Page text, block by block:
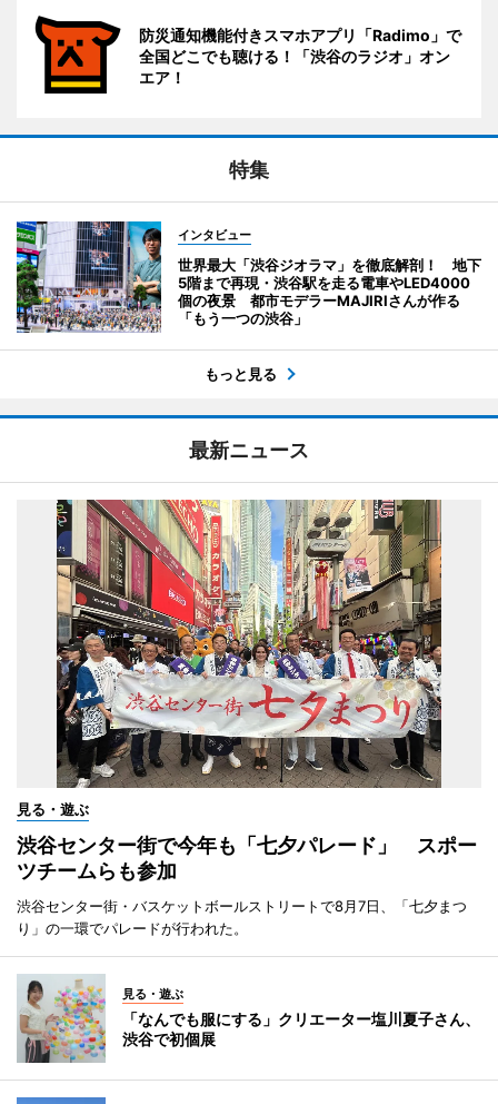
防災通知機能付きスマホアプリ「Radimo」で
全国どこでも聴ける！「渋谷のラジオ」オン
エア！
特集
インタビュー
世界最大「渋谷ジオラマ」を徹底解剖！ 地下
5階まで再現・渋谷駅を走る電車やLED4000
個の夜景 都市モデラーMAJIRIさんが作る
「もう一つの渋谷」
もっと見る
最新ニュース
見る・遊ぶ
渋谷センター街で今年も「七夕パレード」 スポー
ツチームらも参加
渋谷センター街・バスケットボールストリートで8月7日、「七夕まつ
り」の一環でパレードが行われた。
見る・遊ぶ
「なんでも服にする」クリエーター塩川夏子さん、
渋谷で初個展